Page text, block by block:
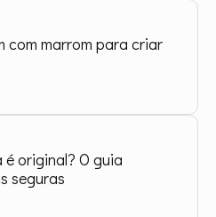
com marrom para criar
original? O guia
seguras